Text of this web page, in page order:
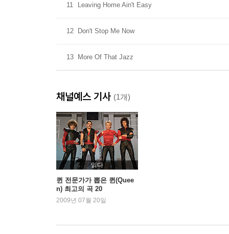
11 Leaving Home Ain't Easy
12 Don't Stop Me Now
13 More Of That Jazz
채널예스 기사 (1개)
읽다
퀸 전문가가 뽑은 퀸(Quee
n) 최고의 곡 20
2009년 07월 20일